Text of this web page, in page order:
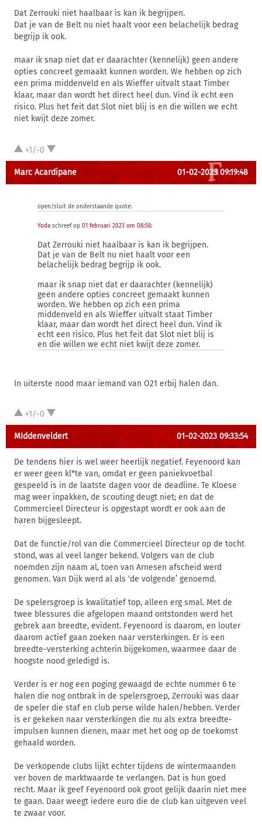
Dat Zerrouki niet haalbaar is kan ik begrijpen.
Dat je van de Belt nu niet haalt voor een belachelijk bedrag
begrijp ik ook.
maar ik snap niet dat er daarachter (kennelijk) geen andere
opties concreet gemaakt kunnen worden. We hebben op zich
een prima middenveld en als Wieffer uitvalt staat Timber
klaar, maar dan wordt het direct heel dun. Vind ik echt een
risico. Plus het feit dat Slot niet blij is en die willen we echt
niet kwijt deze zomer.
+1/-0
Marc Acardipane 01-02-2023 09:19:48
open/sluit de onderstaande quote:
Yoda schreef op 01 februari 2023 om 08:56:
Dat Zerrouki niet haalbaar is kan ik begrijpen.
Dat je van de Belt nu niet haalt voor een
belachelijk bedrag begrijp ik ook.
maar ik snap niet dat er daarachter (kennelijk)
geen andere opties concreet gemaakt kunnen
worden. We hebben op zich een prima
middenveld en als Wieffer uitvalt staat Timber
klaar, maar dan wordt het direct heel dun. Vind ik
echt een risico. Plus het feit dat Slot niet blij is
en die willen we echt niet kwijt deze zomer.
In uiterste nood maar iemand van O21 erbij halen dan.
+1/-0
MIddenveldert 01-02-2023 09:33:54
De tendens hier is wel weer heerlijk negatief. Feyenoord kan
er weer geen kl*te van, omdat er geen paniekvoetbal
gespeeld is in de laatste dagen voor de deadline. Te Kloese
mag weer inpakken, de scouting deugt niet; en dat de
Commercieel Directeur is opgestapt wordt er ook aan de
haren bijgesleept.
Dat de functie/rol van die Commercieel Directeur op de tocht
stond, was al veel langer bekend. Volgers van de club
noemden zijn naam al, toen van Arnesen afscheid werd
genomen. Van Dijk werd al als ‘de volgende’ genoemd.
De spelersgroep is kwalitatief top, alleen erg smal. Met de
twee blessures die afgelopen maand ontstonden werd het
gebrek aan breedte, evident. Feyenoord is daarom, en louter
daarom actief gaan zoeken naar versterkingen. Er is een
breedte-versterking achterin bijgekomen, waarmee daar de
hoogste nood geledigd is.
Verder is er nog een poging gewaagd de echte nummer 6 te
halen die nog ontbrak in de spelersgroep, Zerrouki was daar
de speler die staf en club perse wilde halen/hebben. Verder
is er gekeken naar versterkingen die nu als extra breedte-
impulsen kunnen dienen, maar met het oog op de toekomst
gehaald worden.
De verkopende clubs lijkt echter tijdens de wintermaanden
ver boven de marktwaarde te verlangen. Dat is hun goed
recht. Maar ik geef Feyenoord ook groot gelijk daarin niet mee
te gaan. Daar weegt iedere euro die de club kan uitgeven veel
te zwaar voor.